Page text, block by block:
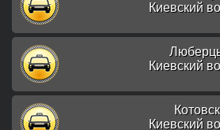
Киевский
Киевский
Котовск
Киевский